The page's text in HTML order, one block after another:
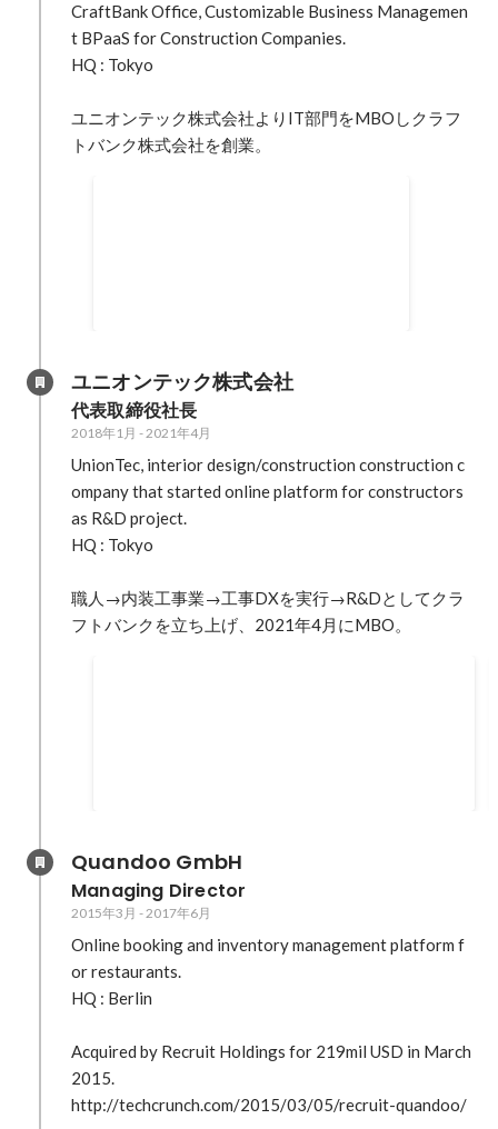
CraftBank Office, Customizable Business Managemen
t BPaaS for Construction Companies.
HQ : Tokyo
ユニオンテック株式会社よりIT部門をMBOしクラフ
トバンク株式会社を創業。
https://newspicks.com/news/9212599/?
ref=search BRIDGE / 工事会社向け経営
管理システム「クラフトバンクオフィ
ス」運営、14.2億円をシリーズA調達
https://thebridge.jp/2023/09/craftbank-
series-a-round-funding BRIDGE / 建設
職人マッチングプラットフォーム
「CraftBank」運営、MBOから2ヶ月で
らから
https://thebridge.jp/2021/06/craftbank-
ユニオンテック株式会社
代表取締役社長
2018年1月 - 2021年4月
UnionTec, interior design/construction construction c
ompany that started online platform for constructors
as R&D project.
HQ : Tokyo
職人→内装工事業→工事DXを実行→R&Dとしてクラ
フトバンクを立ち上げ、2021年4月にMBO。
細な企業プロフィールで精度高める
https://jp.techcrunch.com/2020/03/17/craftbank/
建設現場×職人マッチングの「SUSTINA」が登録
社数1万社突破、登録職人はまもなく11万人に
https://jp.techcrunch.com/2019/06/03/union-
tec-sustina/ 建設職人マッチングのユニオンテッ
https://jp.techcrunch.com/2019/02/18/union-
tec-dcm-billion/ CNET / 家具レンタルから職人マ
ッチングまで、シェアエコサービスの今
Quandoo GmbH
Managing Director
2015年3月 - 2017年6月
Online booking and inventory management platform f
or restaurants.
HQ : Berlin
Acquired by Recruit Holdings for 219mil USD in March
2015.
http://techcrunch.com/2015/03/05/recruit-quandoo/